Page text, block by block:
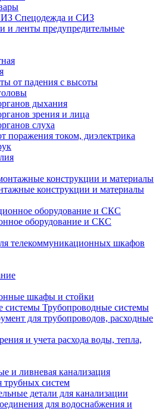
Спецодежда и СИЗ
и ленты предупредительные
от падения с высоты
дыхания
зрения и лица
слуха
поражения током, диэлектрика
конструкции и материалы
оборудование и СКС
телекоммуникационных шкафов
шкафы и стойки
Трубопроводные системы
для трубопроводов, расходные
и учета расхода воды, тепла,
и ливневая канализация
трубных систем
детали для канализации
для водоснабжения и